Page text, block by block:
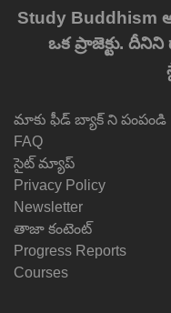
Study Buddhism
ఒక ప్రాజెక్టు.
మాకు ఫీడ్ బ్యాక్ ని పంపండి
FAQ
సైట్ మ్యాప్
Privacy Policy
Newsletter
తాజా కంటెంట్
Progress Reports
Courses